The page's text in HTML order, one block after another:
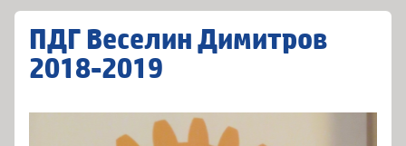
ПДГ Веселин Димитров
2018-2019